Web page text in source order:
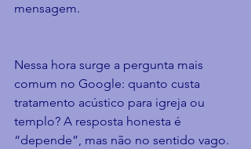
mensagem.
Nessa hora surge a pergunta mais
comum no Google: quanto custa
tratamento acústico para igreja ou
templo? A resposta honesta é
“depende”, mas não no sentido vago.